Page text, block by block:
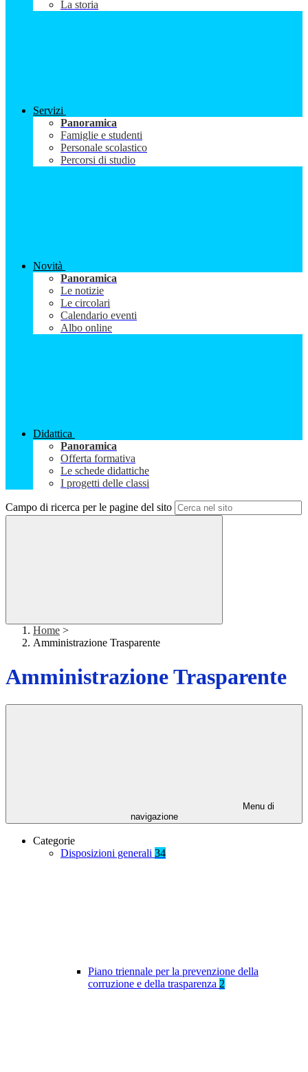
La storia
Servizi
Panoramica
Famiglie e studenti
Personale scolastico
Percorsi di studio
Novità
Panoramica
Le notizie
Le circolari
Calendario eventi
Albo online
Didattica
Panoramica
Offerta formativa
Le schede didattiche
I progetti delle classi
Campo di ricerca per le pagine del sito
Home >
Amministrazione Trasparente
Amministrazione Trasparente
Menu di
navigazione
Categorie
Disposizioni generali 34
Piano triennale per la prevenzione della
corruzione e della trasparenza 2